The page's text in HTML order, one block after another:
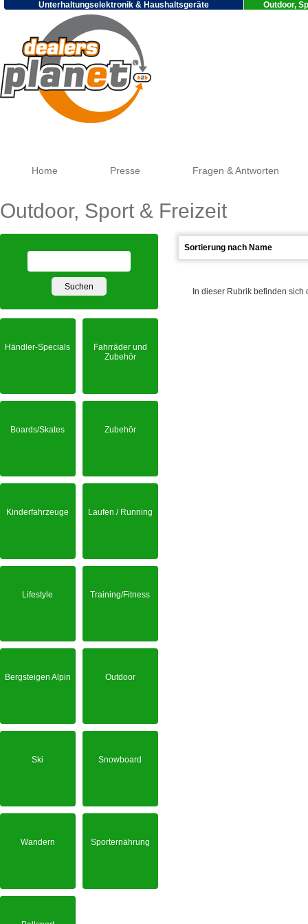
Unterhaltungselektronik & Haushaltsgeräte Outdoor,
Home Presse Fragen & Antworten
Outdoor, Sport & Freizeit
In dieser Rubrik befinden
Händler-Specials
Fahrräder und
Zubehör
Boards/Skates Zubehör
Kinderfahrzeuge Laufen / Running
Lifestyle Training/Fitness
Bergsteigen Alpin Outdoor
Ski Snowboard
Wandern Sporternährung